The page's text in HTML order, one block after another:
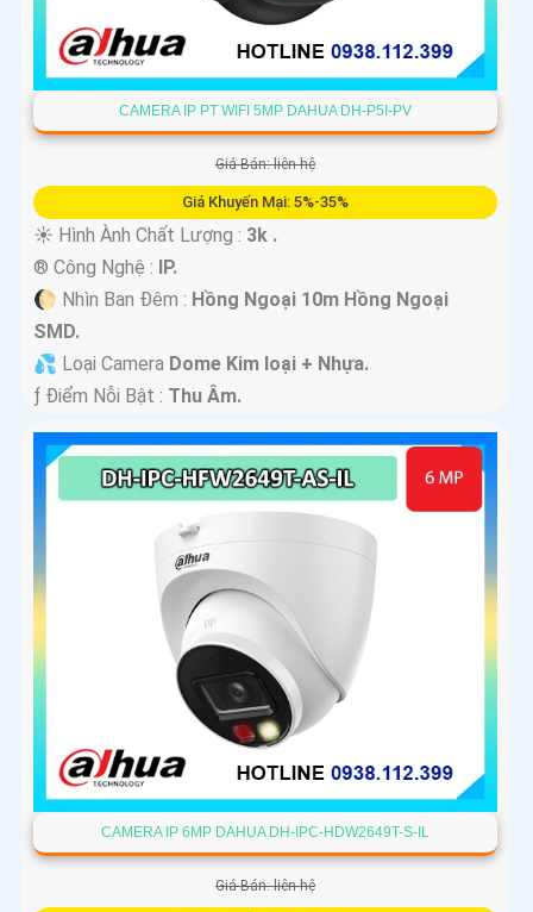
CAMERA IP PT WIFI 5MP DAHUA DH-P5I-PV
Giá Bán: liên hệ
Giá Khuyến Mại: 5%-35%
☀️ Hình Ành Chất Lượng : 3k .
®️ Công Nghệ : IP.
🌔 Nhìn Ban Đêm : Hồng Ngoại 10m Hồng Ngoại
SMD.
💦 Loại Camera Dome Kim loại + Nhựa.
️ƒ Điểm Nỗi Bật : Thu Âm.
CAMERA IP 6MP DAHUA DH-IPC-HDW2649T-S-IL
Giá Bán: liên hệ